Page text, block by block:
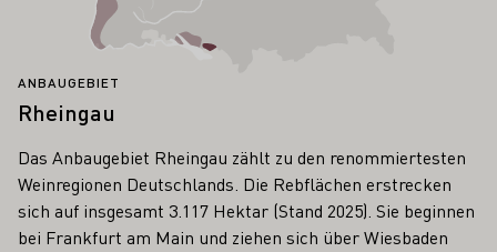
ANBAUGEBIET
Rheingau
Das Anbaugebiet Rheingau zählt zu den renommiertesten
Weinregionen Deutschlands. Die Rebflächen erstrecken
sich auf insgesamt 3.117 Hektar (Stand 2025). Sie beginnen
bei Frankfurt am Main und ziehen sich über Wiesbaden